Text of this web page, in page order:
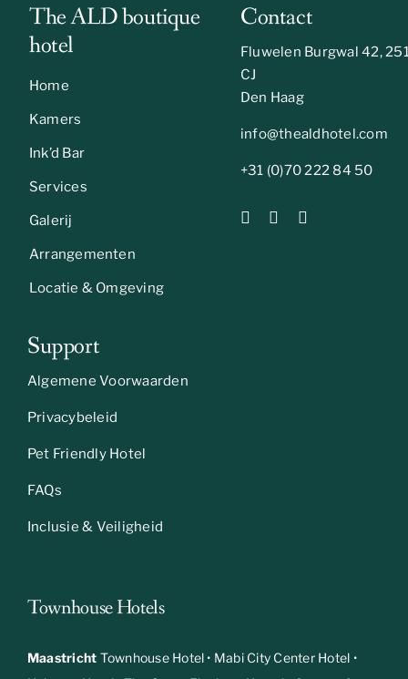
The ALD boutique
hotel
Home
Kamers
Ink’d Bar
Services
Galerij
Arrangementen
Locatie & Omgeving
Contact
Fluwelen Burgwal 42,
CJ
Den Haag
info@thealdhotel.com
+31 (0)70 222 84 50
Support
Algemene Voorwaarden
Privacybeleid
Pet Friendly Hotel
FAQs
Inclusie & Veiligheid
Townhouse Hotels
Maastricht Townhouse Hotel • Mabi City Center Hotel •